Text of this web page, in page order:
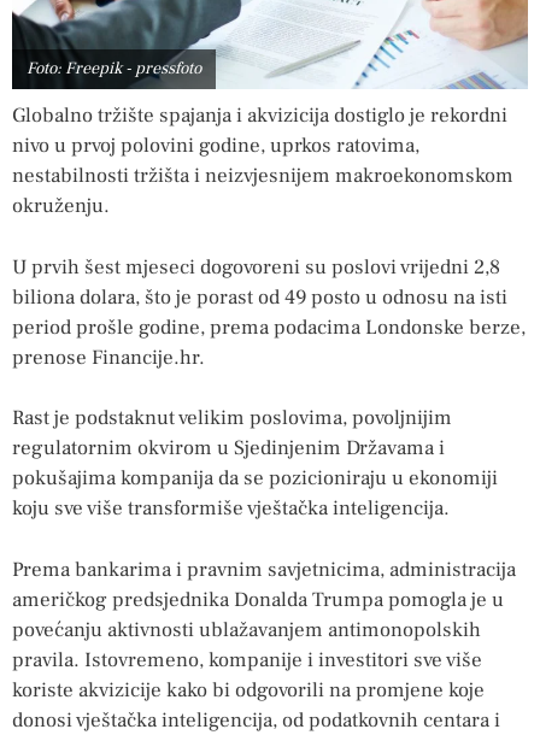
Foto: Freepik - pressfoto
Globalno tržište spajanja i akvizicija dostiglo je rekordni
nivo u prvoj polovini godine, uprkos ratovima,
nestabilnosti tržišta i neizvjesnijem makroekonomskom
okruženju.
U prvih šest mjeseci dogovoreni su poslovi vrijedni 2,8
biliona dolara, što je porast od 49 posto u odnosu na isti
period prošle godine, prema podacima Londonske berze,
prenose Financije.hr.
Rast je podstaknut velikim poslovima, povoljnijim
regulatornim okvirom u Sjedinjenim Državama i
pokušajima kompanija da se pozicioniraju u ekonomiji
koju sve više transformiše vještačka inteligencija.
Prema bankarima i pravnim savjetnicima, administracija
američkog predsjednika Donalda Trumpa pomogla je u
povećanju aktivnosti ublažavanjem antimonopolskih
pravila. Istovremeno, kompanije i investitori sve više
koriste akvizicije kako bi odgovorili na promjene koje
donosi vještačka inteligencija, od podatkovnih centara i